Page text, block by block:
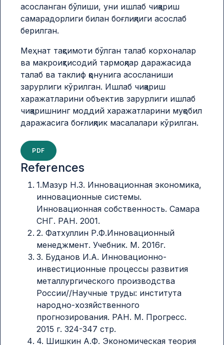
асосланган бўлиши, уни ишлаб чиқариш
самарадорлиги билан боғлиқлиги асослаб
берилган.
Меҳнат тақсимоти бўлган талаб корхоналар
ва макроиқтисодий тармоқлар даражасида
талаб ва таклиф қонунига асосланиши
зарурлиги кўрилган. Ишлаб чиқариш
харажатларини объектив зарурлиги ишлаб
чиқаришнинг моддий харажатларини муқобил
даражасига боғлиқлик масалалари кўрилган.
PDF
References
1.Мазур Н.З. Инновационная экономика,
инновационные системы.
Инновационная собственность. Самара
СНГ. РАН. 2001.
2. Фатхуллин Р.Ф.Инновационный
менеджмент. Учебник. М. 2016г.
3. Буданов И.А. Инновационно-
инвестиционные процессы развития
металлургического производства
России//Научные труды: института
народно-хозяйственного
прогнозирования. РАН. М. Прогресс.
2015 г. 324-347 стр.
4. Шишкин А.Ф. Экономическая теория